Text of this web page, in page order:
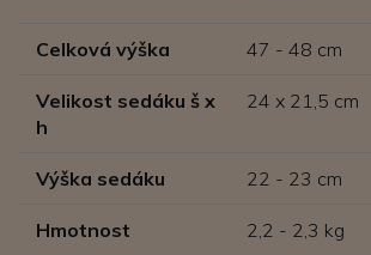
Celková výška 47 - 48 cm
Velikost sedáku š x
h
24 x 21,5 cm
Výška sedáku 22 - 23 cm
Hmotnost 2,2 - 2,3 kg